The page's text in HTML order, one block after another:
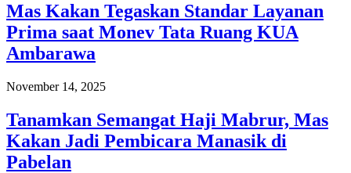
Mas Kakan Tegaskan Standar Layanan
Prima saat Monev Tata Ruang KUA
Ambarawa
November 14, 2025
Tanamkan Semangat Haji Mabrur, Mas
Kakan Jadi Pembicara Manasik di
Pabelan